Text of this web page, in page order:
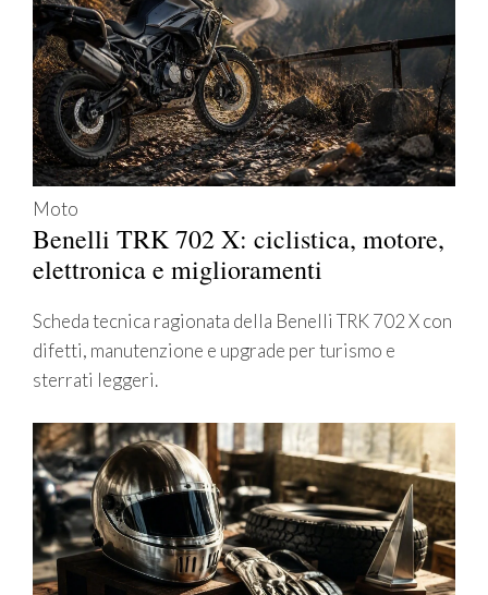
Moto
Benelli TRK 702 X: ciclistica, motore,
elettronica e miglioramenti
Scheda tecnica ragionata della Benelli TRK 702 X con
difetti, manutenzione e upgrade per turismo e
sterrati leggeri.